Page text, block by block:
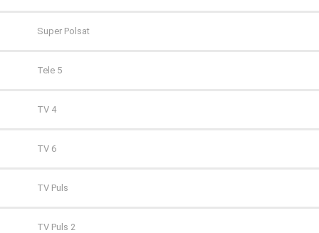
Super Polsat
Tele 5
TV 4
TV 6
TV Puls
TV Puls 2